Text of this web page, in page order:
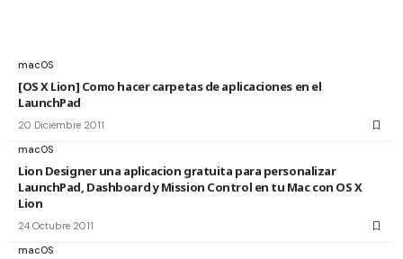
macOS
[OS X Lion] Como hacer carpetas de aplicaciones en el
LaunchPad
20 Diciembre 2011
macOS
Lion Designer una aplicacion gratuita para personalizar
LaunchPad, Dashboard y Mission Control en tu Mac con OS X
Lion
24 Octubre 2011
macOS